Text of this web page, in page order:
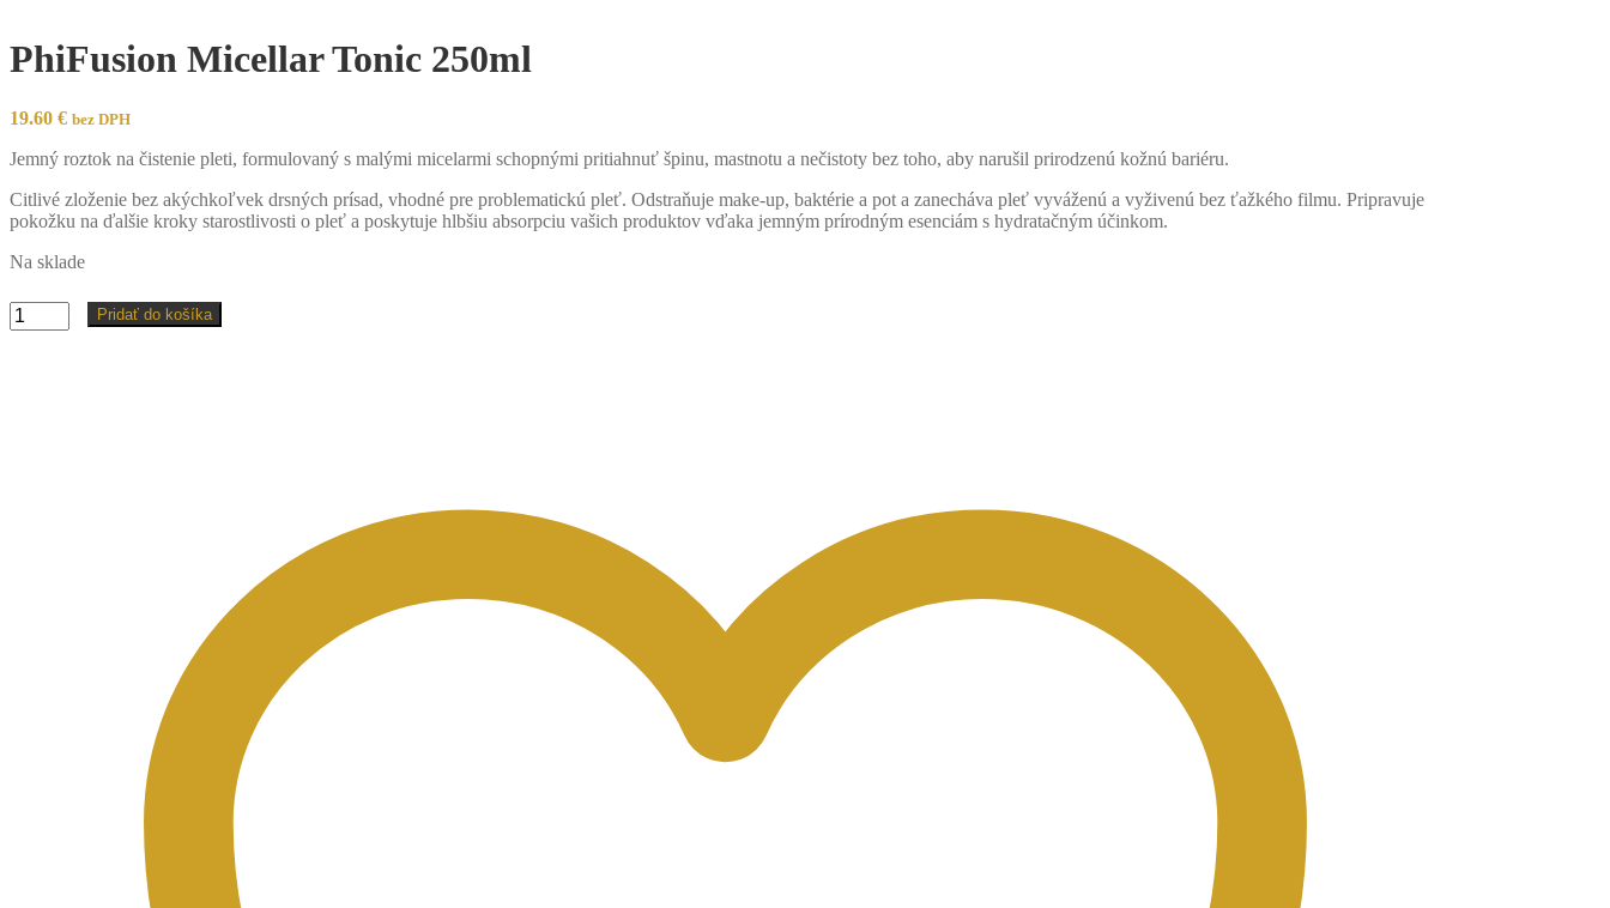
PhiFusion Micellar Tonic 250ml
19.60 € bez DPH
Jemný roztok na čistenie pleti, formulovaný s malými micelarmi schopnými pritiahnuť špinu, mastnotu a nečistoty bez toho, aby narušil prirodzenú kožnú bariéru.
Citlivé zloženie bez akýchkoľvek drsných prísad, vhodné pre problematickú pleť. Odstraňuje make-up, baktérie a pot a zanecháva pleť vyváženú a vyživenú bez ťažkého filmu. Pripravuje
pokožku na ďalšie kroky starostlivosti o pleť a poskytuje hlbšiu absorpciu vašich produktov vďaka jemným prírodným esenciám s hydratačným účinkom.
Na sklade
množstvo
PhiFusion
Pridať do košíka